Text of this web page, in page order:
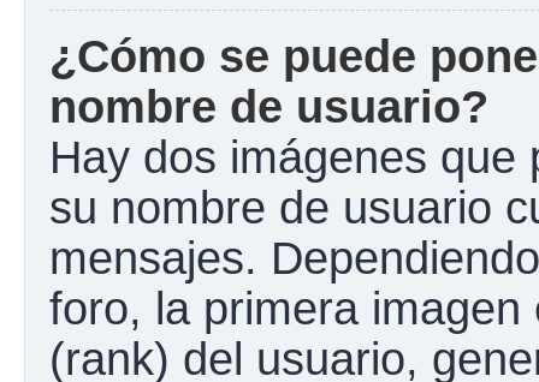
¿Cómo se puede
nombre de usuario?
Hay dos imágenes que
su nombre de usuario
mensajes.
foro, la primera
(rank) del usuario,